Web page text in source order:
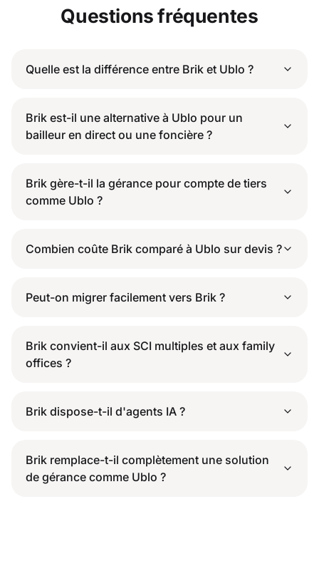
Questions fréquentes
Quelle est la différence entre Brik et Ublo ?
Brik est-il une alternative à Ublo pour un
bailleur en direct ou une foncière ?
Brik gère-t-il la gérance pour compte de tiers
comme Ublo ?
Combien coûte Brik comparé à Ublo sur devis ?
Peut-on migrer facilement vers Brik ?
Brik convient-il aux SCI multiples et aux family
offices ?
Brik dispose-t-il d'agents IA ?
Brik remplace-t-il complètement une solution
de gérance comme Ublo ?